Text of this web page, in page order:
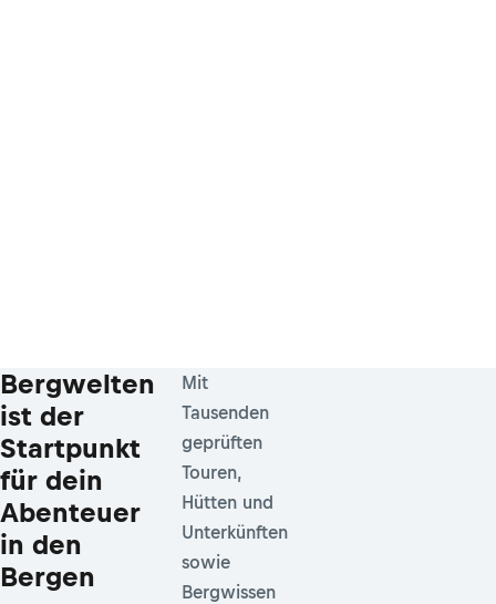
Bergwelten
ist der
Startpunkt
für dein
Abenteuer
in den
Bergen
Mit
Tausenden
geprüften
Touren,
Hütten und
Unterkünften
sowie
Bergwissen